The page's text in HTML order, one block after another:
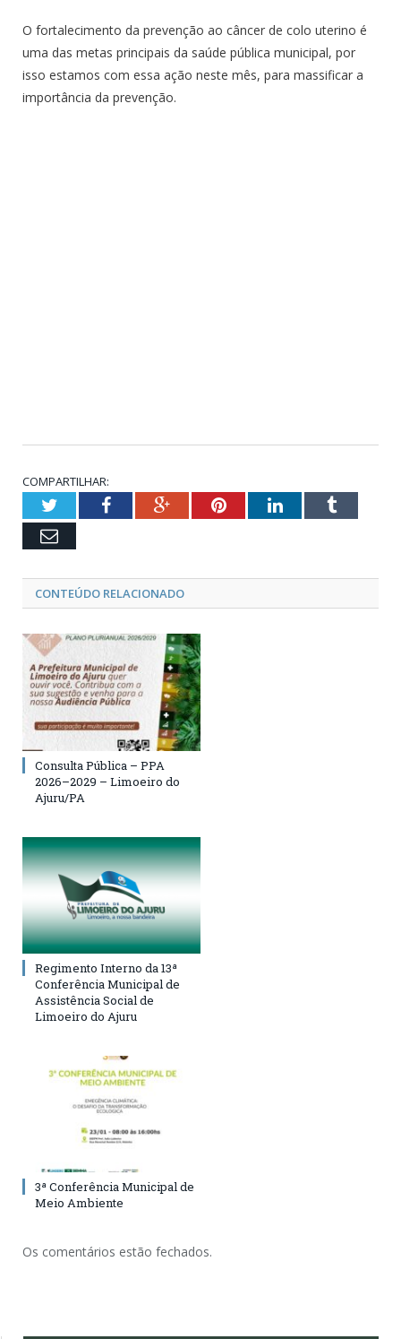
O fortalecimento da prevenção ao câncer de colo uterino é
uma das metas principais da saúde pública municipal, por
isso estamos com essa ação neste mês, para massificar a
importância da prevenção.
COMPARTILHAR:
TwitterFacebookGoogle+PinterestLinkedInTumblr
Email
CONTEÚDO RELACIONADO
Consulta Pública – PPA
2026–2029 – Limoeiro do
Ajuru/PA
Regimento Interno da 13ª
Conferência Municipal de
Assistência Social de
Limoeiro do Ajuru
3ª Conferência Municipal de
Meio Ambiente
Os comentários estão fechados.